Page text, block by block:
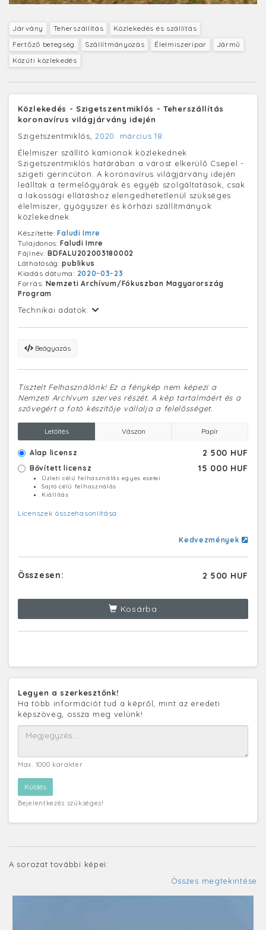
Járvány Teherszállítás
Közlekedés és szállítás
Fertőző betegség
Szállítmányozás Élelmiszeripar
Jármű
Közúti közlekedés
Közlekedés - Szigetszentmiklós - Teherszállítás
koronavírus világjárvány idején
Szigetszentmiklós,2020. március 18.
Élelmiszer szállító kamionok közlekednek
Szigetszentmiklós határában a várost elkerülő Csepel -
szigeti gerincúton. A koronavírus világjárvány idején
leálltak a termelőgyárak és egyéb szolgáltatások, csak
a lakossági ellátáshoz elengedhetetlenül szükséges
élelmiszer, gyógyszer és kórházi szállítmányok
közlekednek.
Készítette:Faludi Imre
Tulajdonos:Faludi Imre
Fájlnév:BDFALU202003180002
Láthatóság:publikus
Kiadás dátuma: 2020-03-23
Forrás: Nemzeti Archívum/Fókuszban Magyarország
Program
Technikai adatok:
Beágyazás
Tisztelt Felhasználónk! Ez a fénykép nem képezi a
Nemzeti Archívum szerves részét. A kép tartalmáért és a
szövegért a fotó készítője vállalja a felelősséget.
Letöltés Vászon Papír
Alap licensz 2 500 HUF
Bővített licensz 15 000 HUF
Üzleti célú felhasználás egyes esetei
Sajtó célú felhasználás
Kiállítás
Licenszek összehasonlítása
Kedvezmények
Összesen: 2 500 HUF
Kosárba
Legyen a szerkesztőnk!
Ha több információt tud a képről, mint az eredeti
képszöveg, ossza meg velünk!
Max. 1000 karakter
Bejelentkezés szükséges!
A sorozat további képei:
Összes megtekintése